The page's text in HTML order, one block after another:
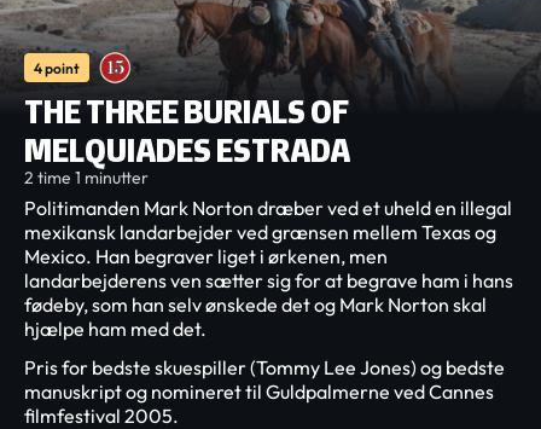
4 point
THE THREE BURIALS OF
MELQUIADES ESTRADA
2 time 1 minutter
Politimanden Mark Norton dræber ved et uheld en illegal
mexikansk landarbejder ved grænsen mellem Texas og
Mexico. Han begraver liget i ørkenen, men
landarbejderens ven sætter sig for at begrave ham i hans
fødeby, som han selv ønskede det og Mark Norton skal
hjælpe ham med det.
Pris for bedste skuespiller (Tommy Lee Jones) og bedste
manuskript og nomineret til Guldpalmerne ved Cannes
filmfestival 2005.